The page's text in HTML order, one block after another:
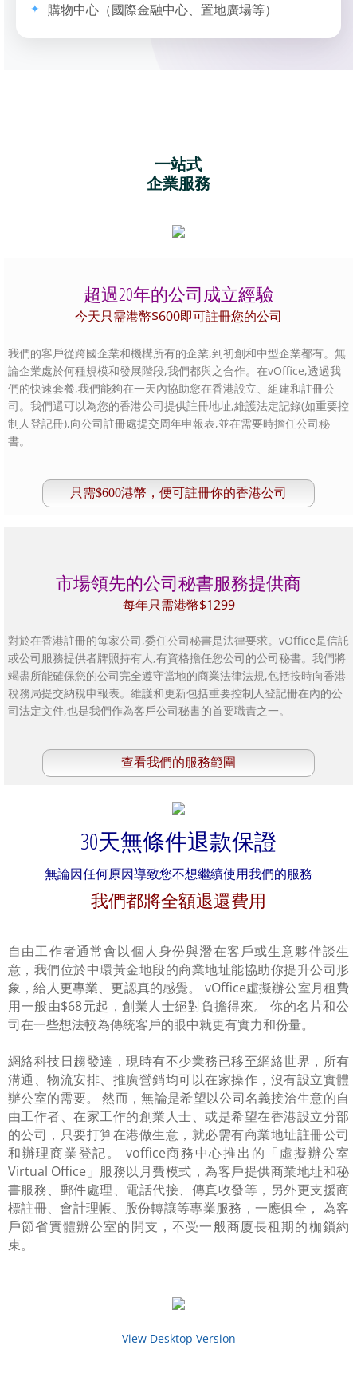
購物中心（國際金融中心、置地廣場等）
一站式
企業服務
​超過20年的公司成立經驗
今天只需港幣$600即可註冊您的公司
我們的客戶從跨國企業和機構所有的企業,到初創和中型企業都有。無
論企業處於何種規模和發展階段,我們都與之合作。在vOffice,透過我
們的快速套餐,我們能夠在一天內協助您在香港設立、組建和註冊公
司。我們還可以為您的香港公司提供註冊地址,維護法定記錄(如重要控
制人登記冊),向公司註冊處提交周年申報表,並在需要時擔任公司秘
書。
只需$600港幣，便可註冊你的香港公司
市場領先的公司秘書服務提供商
每年只需港幣$1299
對於在香港註冊的每家公司,委任公司秘書是法律要求。vOffice是信託
或公司服務提供者牌照持有人,有資格擔任您公司的公司秘書。我們將
竭盡所能確保您的公司完全遵守當地的商業法律法規,包括按時向香港
稅務局提交納稅申報表。維護和更新包括重要控制人登記冊在內的公
司法定文件,也是我們作為客戶公司秘書的首要職責之一。
查看我們的服務範圍
30天無條件退款保證
無論因任何原因導致您不想繼續使用我們的服務
我們都將全額退還費用
自由工作者通常會以個人身份與潛在客戶或生意夥伴談生
意，我們位於中環黃金地段的商業地址能協助你提升公司形
象，給人更專業、更認真的感覺。 vOffice虛擬辦公室月租費
用一般由$68元起，創業人士絕對負擔得來。 你的名片和公
司在一些想法較為傳統客戶的眼中就更有實力和份量。
網絡科技日趨發達，現時有不少業務已移至網絡世界，所有
溝通、物流安排、推廣營銷均可以在家操作，沒有設立實體
辦公室的需要。 然而，無論是希望以公司名義接洽生意的自
由工作者、在家工作的創業人士、或是希望在香港設立分部
的公司，只要打算在港做生意，就必需有商業地址註冊公司
和辦理商業登記。 voffice商務中心推出的「虛擬辦公室
Virtual Office」服務以月費模式，為客戶提供商業地址和秘
書服務、郵件處理、電話代接、傳真收發等，另外更支援商
標註冊、會計理帳、股份轉讓等專業服務，一應俱全， 為客
戶節省實體辦公室的開支，不受一般商廈長租期的枷鎖約
束。​
View Desktop Version